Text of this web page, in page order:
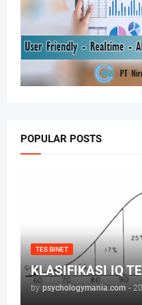
POPULAR POSTS
TES BINET
KLASIFIKASI IQ
by psychologymania.com -